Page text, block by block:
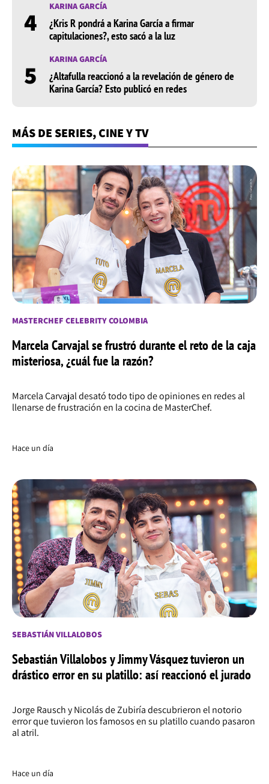
4 KARINA GARCÍA
¿Kris R pondrá a Karina García a firmar
capitulaciones?, esto sacó a la luz
5 KARINA GARCÍA
¿Altafulla reaccionó a la revelación de género de
Karina García? Esto publicó en redes
MÁS DE SERIES, CINE Y TV
MASTERCHEF CELEBRITY COLOMBIA
Marcela Carvajal se frustró durante el reto de la caja
misteriosa, ¿cuál fue la razón?
Marcela Carvajal desató todo tipo de opiniones en redes al
llenarse de frustración en la cocina de MasterChef.
Hace un día
SEBASTIÁN VILLALOBOS
Sebastián Villalobos y Jimmy Vásquez tuvieron un
drástico error en su platillo: así reaccionó el jurado
Jorge Rausch y Nicolás de Zubiría descubrieron el notorio
error que tuvieron los famosos en su platillo cuando pasaron
al atril.
Hace un día